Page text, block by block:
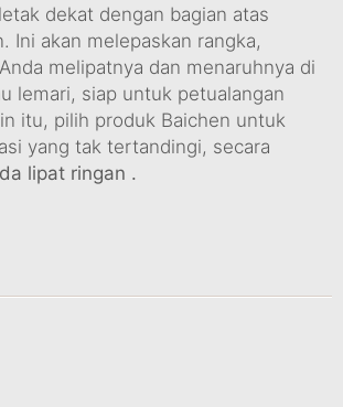
dekat dengan bagian atas
Ini akan melepaskan rangka,
melipatnya dan menaruhnya di
lemari, siap untuk petualangan
itu, pilih produk Baichen untuk
yang tak tertandingi, secara
lipat ringan .